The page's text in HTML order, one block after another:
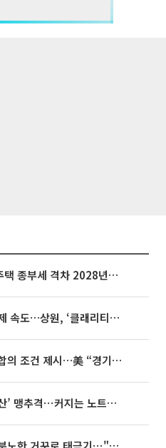
종부세 개편에도…1·3주택 종부세 격차 2028년부터 확대
미국, 가상자산 포괄 규제 속도…상원, ‘클래리티법’ 9월 절차투표 추진
이란, 미국에 호르무즈 합의 조건 제시…美 “경기 아직 안 끝나” [종합]
맥북 품은 삼성에 ‘중국산’ 맹추격⋯커지는 노트북 OLED 시장